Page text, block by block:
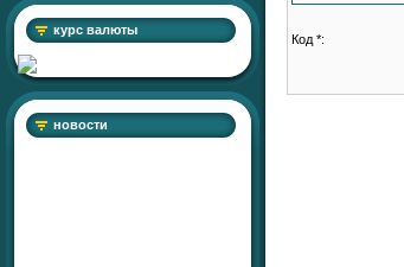
курс валюты
новости
Код *: